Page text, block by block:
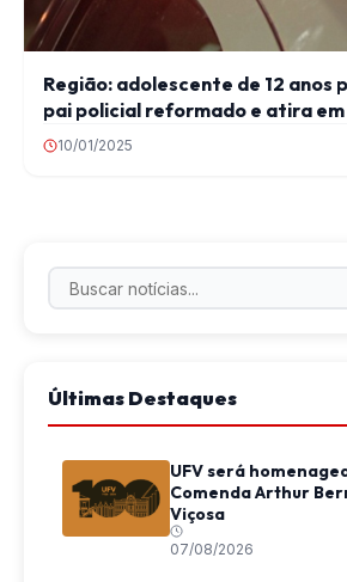
Região: adolescente de 12 anos
pai policial reformado e atira
10/01/2025
Últimas Destaques
UFV será
Comenda Arthur
Viçosa
07/08/2026